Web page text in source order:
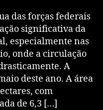
das forças federais
significativa da
especialmente nas
onde a circulação
A
deste ano. A área
com
de 6,3 […]